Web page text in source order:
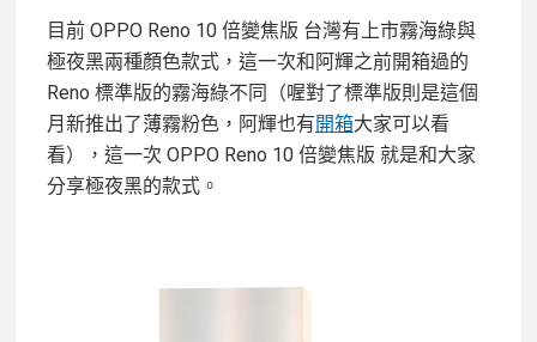
目前 OPPO Reno 10 倍變焦版 台灣有上市霧海綠與
極夜黑兩種顏色款式，這一次和阿輝之前開箱過的
Reno 標準版的霧海綠不同（喔對了標準版則是這個
月新推出了薄霧粉色，阿輝也有開箱大家可以看
看），這一次 OPPO Reno 10 倍變焦版 就是和大家
分享極夜黑的款式。